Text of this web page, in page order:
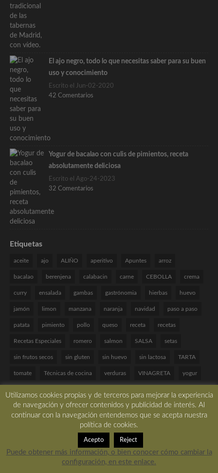
El ajo negro, todo lo que necesitas saber para su buen
uso y conocimiento
Escrito el Jun-02-2020
42 Comentarios
Yogur de bacalao con culis de pimientos, receta
absolutamente deliciosa
Escrito el Ago-24-2023
32 Comentarios
Etiquetas
aceite ajo ALIÑO aperitivo Apuntes arroz
bacalao berenjena calabacin carne CEBOLLA crema
curry ensalada gambas gastrónomia hierbas huevo
jamón limon manzana naranja navidad paso a paso
patata pimiento pollo queso receta recetas
Recetas Especiales romero salmon SALSA setas
sin frutos secos sin gluten sin huevo sin lactosa TARTA
tomate Técnicas de cocina verduras VINAGRETA yogur
Copyright © 2017 All rights reserved. - Desarrollado por LBM Diseño Web
Utilizamos cookies propias y de terceros para mejorar la experiencia
de navegación y ofrecer contenidos y publicidad de interés. Al
continuar con la navegación entendemos que se acepta nuestra
política de cookies.
Acepto Reject
Puede obtener más información, o bien conocer cómo cambiar la
configuración, en este enlace.